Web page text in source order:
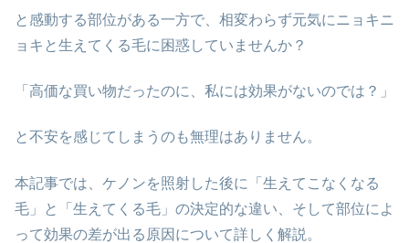
と感動する部位がある一方で、相変わらず元気にニョキニ
ョキと生えてくる毛に困惑していませんか？
「高価な買い物だったのに、私には効果がないのでは？」
と不安を感じてしまうのも無理はありません。
本記事では、ケノンを照射した後に「生えてこなくなる
毛」と「生えてくる毛」の決定的な違い、そして部位によ
って効果の差が出る原因について詳しく解説。